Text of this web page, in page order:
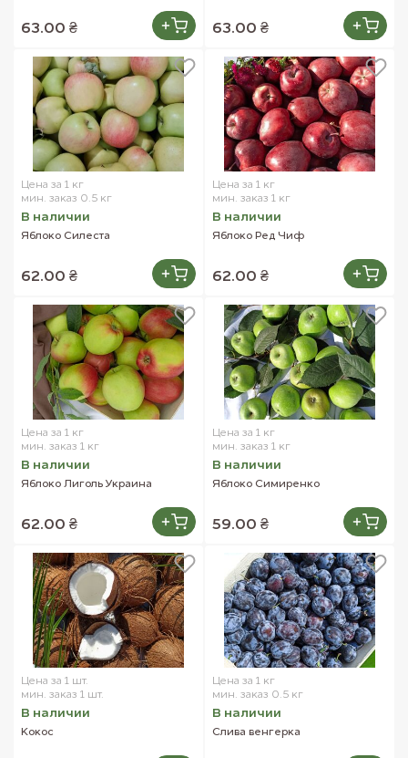
63.00 ₴ 63.00 ₴
Цена за 1 кг
мин. заказ 0.5 кг
В наличии
Яблоко Силеста
62.00 ₴
Цена за 1 кг
мин. заказ 1 кг
В наличии
Яблоко Ред Чиф
62.00 ₴
Цена за 1 кг
мин. заказ 1 кг
В наличии
Яблоко Лиголь Украина
62.00 ₴
Цена за 1 кг
мин. заказ 1 кг
В наличии
Яблоко Симиренко
59.00 ₴
Цена за 1 шт.
мин. заказ 1 шт.
В наличии
Кокос
Цена за 1 кг
мин. заказ 0.5 кг
В наличии
Слива венгерка